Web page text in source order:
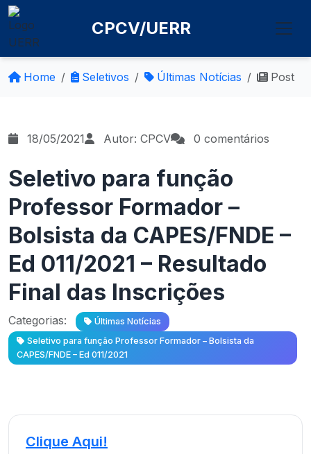
CPCV/UERR
Home Seletivos Últimas Notícias Post
18/05/2021 Autor: CPCV 0 comentários
Seletivo para função
Professor Formador –
Bolsista da CAPES/FNDE –
Ed 011/2021 – Resultado
Final das Inscrições
Categorias:
Últimas Notícias
Seletivo para função Professor Formador – Bolsista da
CAPES/FNDE – Ed 011/2021
Clique Aqui!